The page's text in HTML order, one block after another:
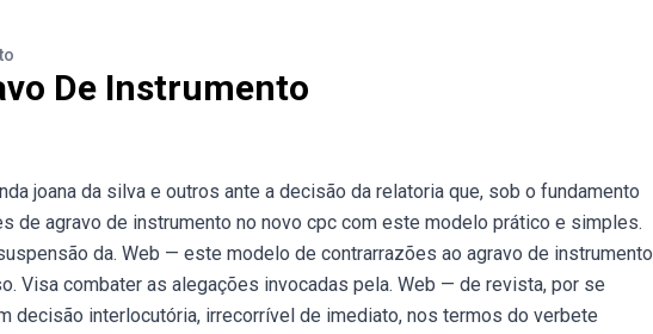
De Instrumento
joana da silva e outros ante a decisão da relatoria que, sob o fundamento
de agravo de instrumento no novo cpc com este modelo prático e simples.
da. Web — este modelo de contrarrazões ao agravo de instrumento
Visa combater as alegações invocadas pela. Web — de revista, por se
decisão interlocutória, irrecorrível de imediato, nos termos do verbete